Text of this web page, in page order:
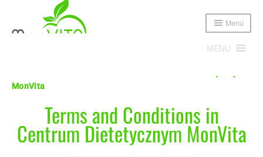
Menu
MENU
Oferta Expand
child
MonVita
Terms and Conditions in
Centrum Dietetycznym MonVita